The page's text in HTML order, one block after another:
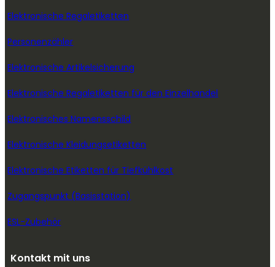
Elektronische Regaletiketten
Personenzähler
Elektronische Artikelsicherung
Elektronische Regaletiketten für den Einzelhandel
Elektronisches Namensschild
Elektronische Kleidungsetiketten
Elektronische Etiketten für Tiefkühlkost
Zugangspunkt (Basisstation)
ESL-Zubehör
Kontakt mit uns